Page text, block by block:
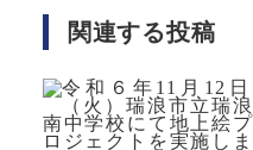
関連する投稿